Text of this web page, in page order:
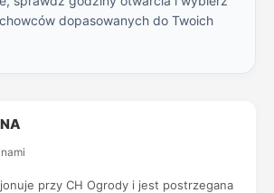
dopasowanych do Twoich
przy CH Ogrody i jest postrzegana